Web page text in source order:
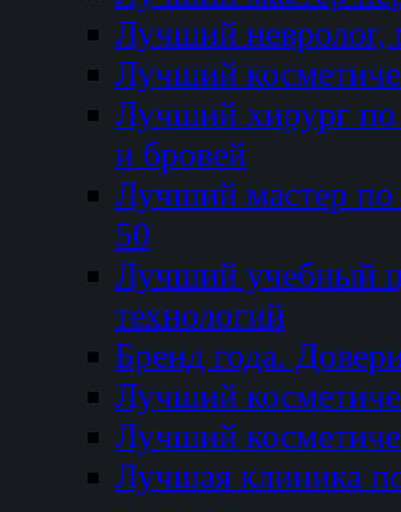
Лучший невролог,
Лучший
Лучший хирург по
и бровей
Лучший мастер
50
Лучший
технологий
Бренд года.
Лучший
Лучший
Лучшая клиника